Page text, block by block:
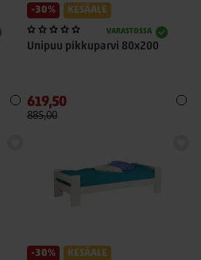
-30% KESÄALE
VARASTOSSA
Unipuu pikkuparvi 80x200
619,50
885,00
-30% KESÄALE